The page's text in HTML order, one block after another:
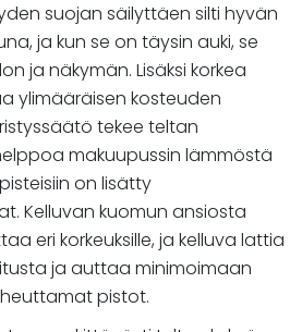
suojan säilyttäen silti hyvän
ja kun se on täysin auki, se
ja näkymän. Lisäksi korkea
ylimääräisen kosteuden
tekee teltan
makuupussin lämmöstä
on lisätty
Kelluvan kuomun ansiosta
eri korkeuksille, ja kelluva lattia
ja auttaa minimoimaan
pistot.